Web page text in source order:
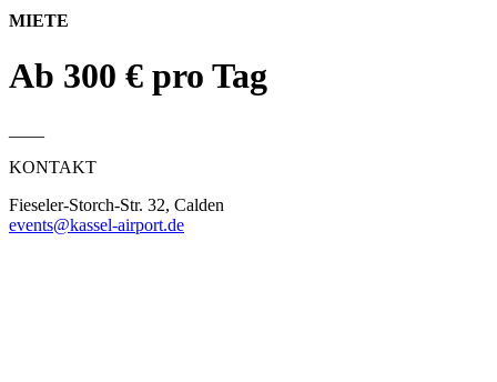
MIETE
Ab 300 € pro Tag
KONTAKT
Fieseler-Storch-Str. 32, Calden
events@kassel-airport.de